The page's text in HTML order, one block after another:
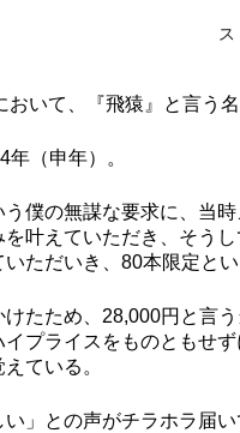
いて、『飛猿』と言う
（申年）。
う僕の無謀な要求に、当
叶えていただき、そう
ただいき、80本限定と
たため、28,000円と言
プライスをものともせ
ている。
」との声がチラホラ届